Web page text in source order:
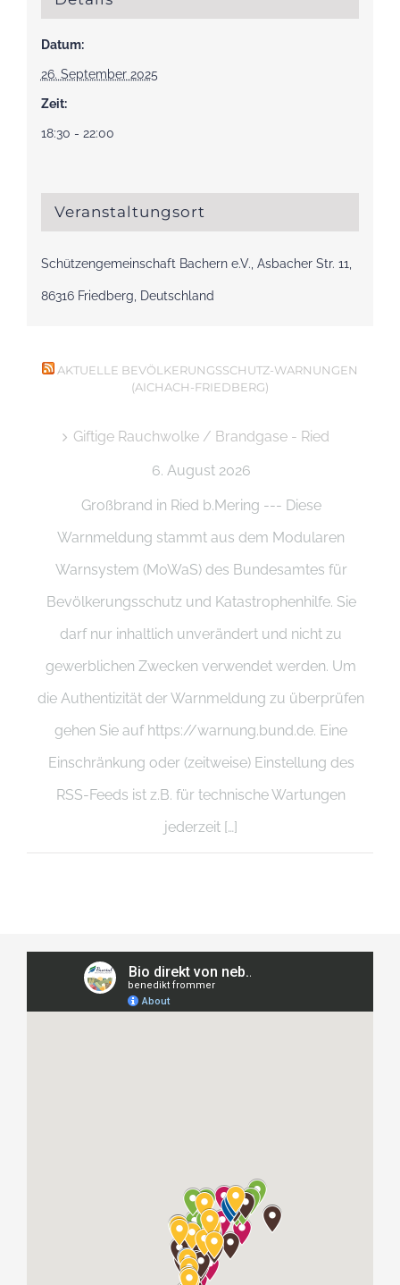
Datum:
26. September 2025
Zeit:
18:30 - 22:00
Veranstaltungsort
Schützengemeinschaft Bachern e.V., Asbacher Str. 11,
86316 Friedberg, Deutschland
AKTUELLE BEVÖLKERUNGSSCHUTZ-WARNUNGEN
(AICHACH-FRIEDBERG)
Giftige Rauchwolke / Brandgase - Ried
6. August 2026
Großbrand in Ried b.Mering --- Diese
Warnmeldung stammt aus dem Modularen
Warnsystem (MoWaS) des Bundesamtes für
Bevölkerungsschutz und Katastrophenhilfe. Sie
darf nur inhaltlich unverändert und nicht zu
gewerblichen Zwecken verwendet werden. Um
die Authentizität der Warnmeldung zu überprüfen
gehen Sie auf https://warnung.bund.de. Eine
Einschränkung oder (zeitweise) Einstellung des
RSS-Feeds ist z.B. für technische Wartungen
jederzeit […]